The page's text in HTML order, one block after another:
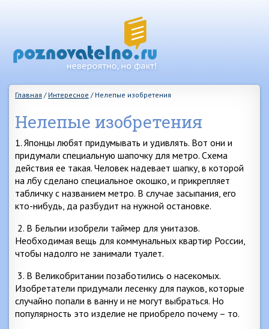
Главная / Интересное / Нелепые изобретения
Нелепые изобретения
1. Японцы любят придумывать и удивлять. Вот они и
придумали специальную шапочку для метро. Схема
действия ее такая. Человек надевает шапку, в которой
на лбу сделано специальное окошко, и прикрепляет
табличку с названием метро. В случае засыпания, его
кто-нибудь, да разбудит на нужной остановке.
2. В Бельгии изобрели таймер для унитазов.
Необходимая вещь для коммунальных квартир России,
чтобы надолго не занимали туалет.
3. В Великобритании позаботились о насекомых.
Изобретатели придумали лесенку для пауков, которые
случайно попали в ванну и не могут выбраться. Но
популярность это изделие не приобрело почему – то.